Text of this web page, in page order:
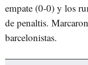
empate (0-0) y los
de penaltis.
barcelonistas.